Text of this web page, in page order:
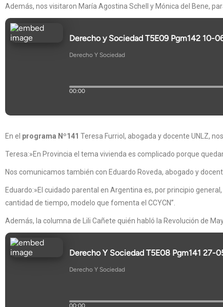
Además, nos visitaron María Agostina Schell y Mónica del Bene,
En el programa Nº141 Teresa Furriol, abogada y docente UNLZ,
Teresa:»En Provincia el tema vivienda es complicado porque
Nos comunicamos también con Eduardo Roveda, abogado y
Eduardo:»El cuidado parental en Argentina es, por principio
cantidad de tiempo, modelo que fomenta el CCYCN”.
Además, la columna de Lili Cañete quién habló la Revolución de